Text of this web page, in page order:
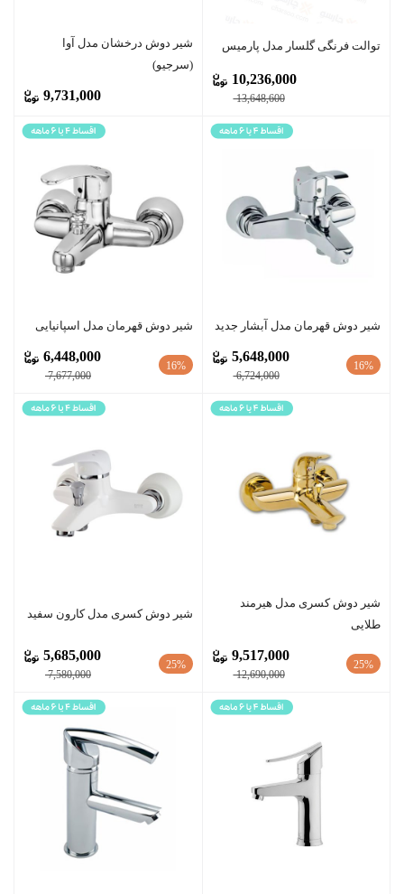
توالت فرنگی گلسار مدل پارمیس
13,648,600
10,236,000
شیر دوش درخشان مدل آوا
(سرجیو)
9,731,000
شیر دوش قهرمان مدل آبشار جدید
16%
6,724,000
5,648,000
شیر دوش قهرمان مدل اسپانیایی
16%
7,677,000
6,448,000
شیر دوش کسری مدل هیرمند
طلایی
25%
12,690,000
9,517,000
شیر دوش کسری مدل کارون سفید
25%
7,580,000
5,685,000